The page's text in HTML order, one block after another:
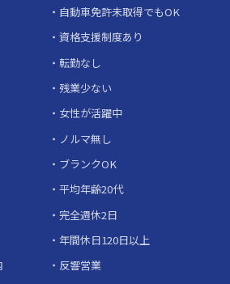
自動車免許未取得でもOK
資格支援制度あり
転勤なし
残業少ない
女性が活躍中
ノルマ無し
ブランクOK
平均年齢20代
完全週休2日
年間休日120日以上
反響営業